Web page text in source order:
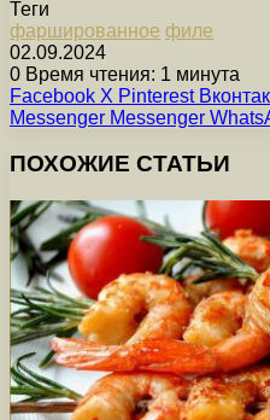
Теги
фаршированное филе
02.09.2024
0 Время чтения: 1 минута
Facebook X Pinterest
Messenger Messenger
ПОХОЖИЕ СТАТЬИ